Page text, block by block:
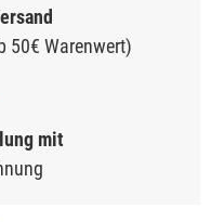
50€ Warenwert)
mit